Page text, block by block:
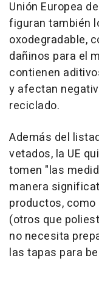
Unión Europea
figuran también
oxodegradable,
dañinos para el
contienen
y afectan
reciclado.
Además del
vetados, la UE
tomen "las
manera
productos,
(otros que
no necesita
las tapas para